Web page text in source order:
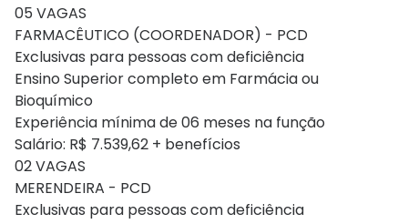
05 VAGAS
FARMACÊUTICO (COORDENADOR) - PCD
Exclusivas para pessoas com deficiência
Ensino Superior completo em Farmácia ou
Bioquímico
Experiência mínima de 06 meses na função
Salário: R$ 7.539,62 + benefícios
02 VAGAS
MERENDEIRA - PCD
Exclusivas para pessoas com deficiência